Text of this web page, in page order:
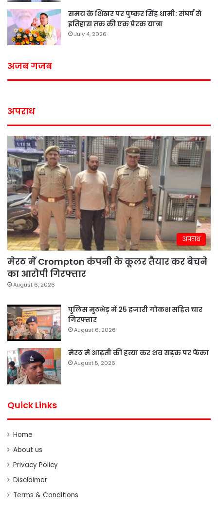
समय के शिखर पर पुष्कर सिंह धामी: संघर्ष से
इतिहास तक की एक प्रेरक यात्रा
July 4, 2026
अजब गजब
अपराध
अपराध
मेरठ में Crompton कंपनी के कूलर तैयार कर बेचने
का आरोपी गिरफ्तार
August 6, 2026
पुलिस मुठभेड़ में 25 हजारी गोकश सहित चार
गिरफ्तार
August 6, 2026
मेरठ में आढ़ती की हत्या कर शव सड़क पर फेंका
August 5, 2026
Quick Links
Home
About us
Privacy Policy
Disclaimer
Terms & Conditions